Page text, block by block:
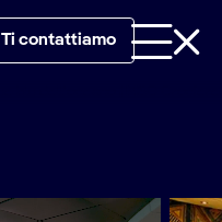
Ti contattiamo